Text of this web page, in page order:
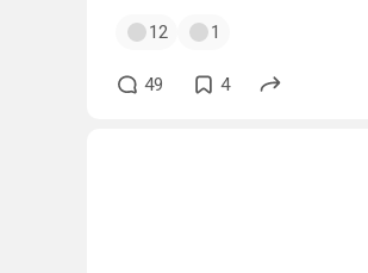
12 1
49 4